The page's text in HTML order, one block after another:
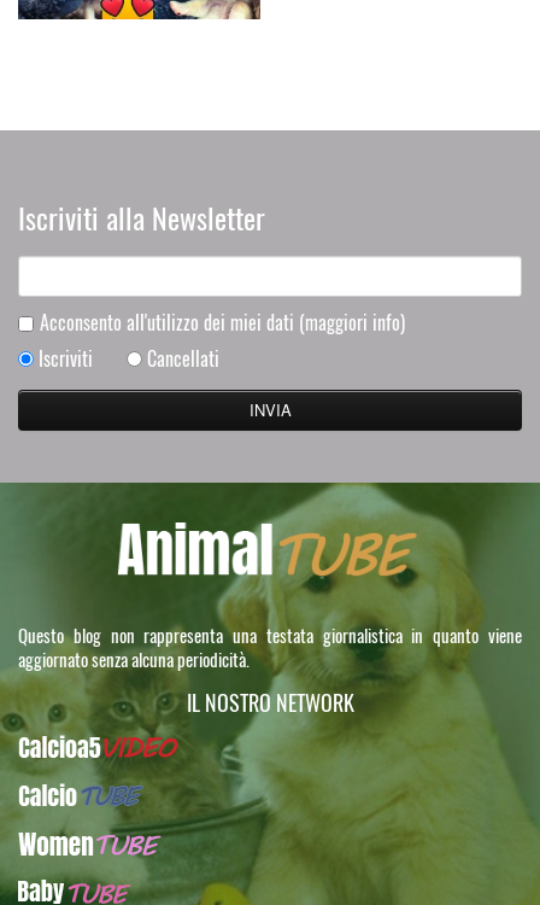
Iscriviti alla Newsletter
Acconsento all'utilizzo dei miei dati (maggiori info)
Iscriviti
Cancellati
Questo blog non rappresenta una testata giornalistica in quanto viene
aggiornato senza alcuna periodicità.
IL NOSTRO NETWORK
Calcioa5Video
CalcioTUBE
WomenTUBE
BabyTUBE